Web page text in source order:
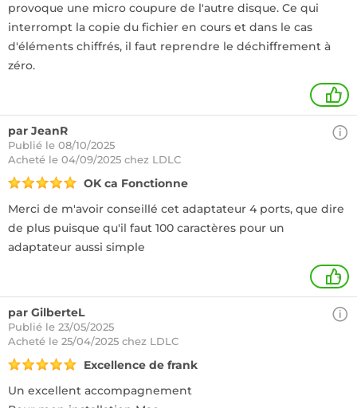
provoque une micro coupure de l'autre disque. Ce qui
interrompt la copie du fichier en cours et dans le cas
d'éléments chiffrés, il faut reprendre le déchiffrement à
zéro.
1
par JeanR
Publié le 08/10/2025
Acheté le 04/09/2025 chez LDLC
OK ca Fonctionne
Merci de m'avoir conseillé cet adaptateur 4 ports, que dire
de plus puisque qu'il faut 100 caractères pour un
adaptateur aussi simple
+
par GilberteL
Publié le 23/05/2025
Acheté le 25/04/2025 chez LDLC
Excellence de frank
Un excellent accompagnement